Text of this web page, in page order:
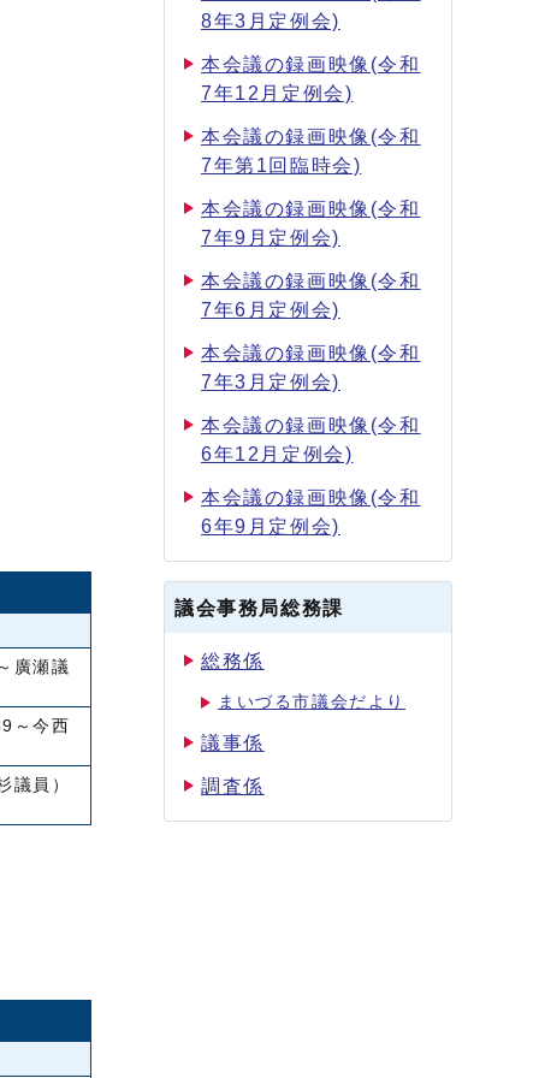
廣瀬議
～今西
議員）
8年3月定例会)
本会議の録画映像(令和
7年12月定例会)
本会議の録画映像(令和
7年第1回臨時会)
本会議の録画映像(令和
7年9月定例会)
本会議の録画映像(令和
7年6月定例会)
本会議の録画映像(令和
7年3月定例会)
本会議の録画映像(令和
6年12月定例会)
本会議の録画映像(令和
6年9月定例会)
議会事務局総務課
総務係
まいづる市議会だより
議事係
調査係